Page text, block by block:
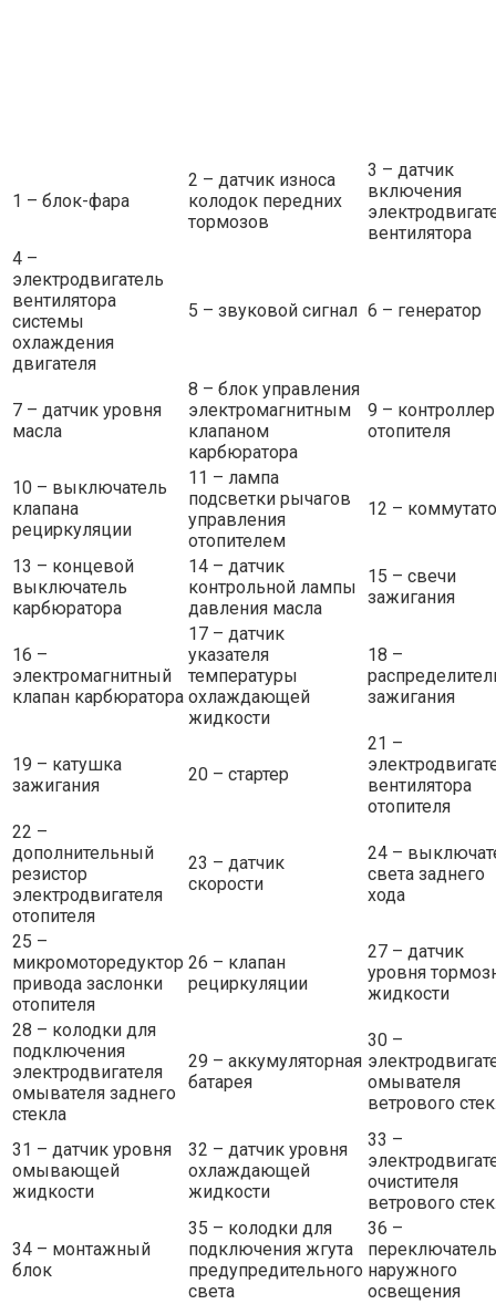
1 – блок-фара
2 – датчик износа
колодок передних
тормозов
3 – датчик
включения
вентилятора
4 –
электродвигатель
вентилятора
системы
охлаждения
двигателя
5 – звуковой сигнал 6 – генератор
7 – датчик уровня
масла
8 – блок управления
электромагнитным
клапаном
карбюратора
9 – контроллер
отопителя
10 – выключатель
клапана
рециркуляции
11 – лампа
подсветки рычагов
управления
отопителем
12 –
13 – концевой
выключатель
карбюратора
14 – датчик
контрольной лампы
давления масла
15 – свечи
зажигания
16 –
электромагнитный
клапан карбюратора
17 – датчик
указателя
температуры
охлаждающей
жидкости
18 –
зажигания
19 – катушка
зажигания
20 – стартер
21 –
вентилятора
отопителя
22 –
дополнительный
резистор
электродвигателя
отопителя
23 – датчик
скорости
24 –
света заднего
хода
25 –
микромоторедуктор
привода заслонки
отопителя
26 – клапан
рециркуляции
27 – датчик
уровня
жидкости
28 – колодки для
подключения
электродвигателя
омывателя заднего
стекла
29 – аккумуляторная
батарея
30 –
омывателя
ветрового
31 – датчик уровня
омывающей
жидкости
32 – датчик уровня
охлаждающей
жидкости
33 –
очистителя
ветрового
34 – монтажный
блок
35 – колодки для
подключения жгута
предупредительного
света
36 –
переключатель
наружного
освещения